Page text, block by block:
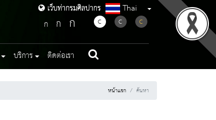
เว็บท่ากรมศิลปากร
เว็บท่ากรมศิลปากร Thai
ก ก ก C C C
บริการ ติดต่อเรา
หน้าแรก ค้นหา